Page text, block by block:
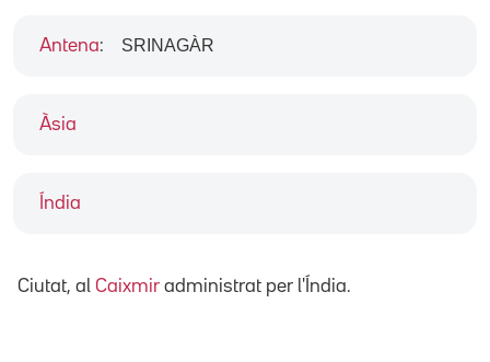
Àsia
Índia
Antena: SRINAGÀR
Ciutat, al Caixmir administrat per l'Índia.